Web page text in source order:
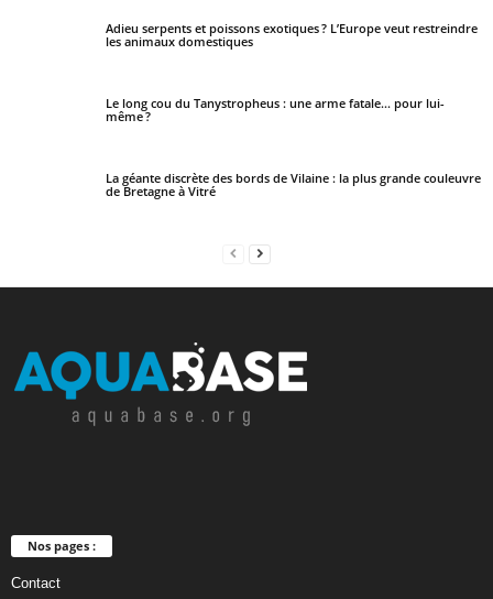
Adieu serpents et poissons exotiques ? L’Europe veut restreindre
les animaux domestiques
Le long cou du Tanystropheus : une arme fatale… pour lui-
même ?
La géante discrète des bords de Vilaine : la plus grande couleuvre
de Bretagne à Vitré
Nos pages :
Contact